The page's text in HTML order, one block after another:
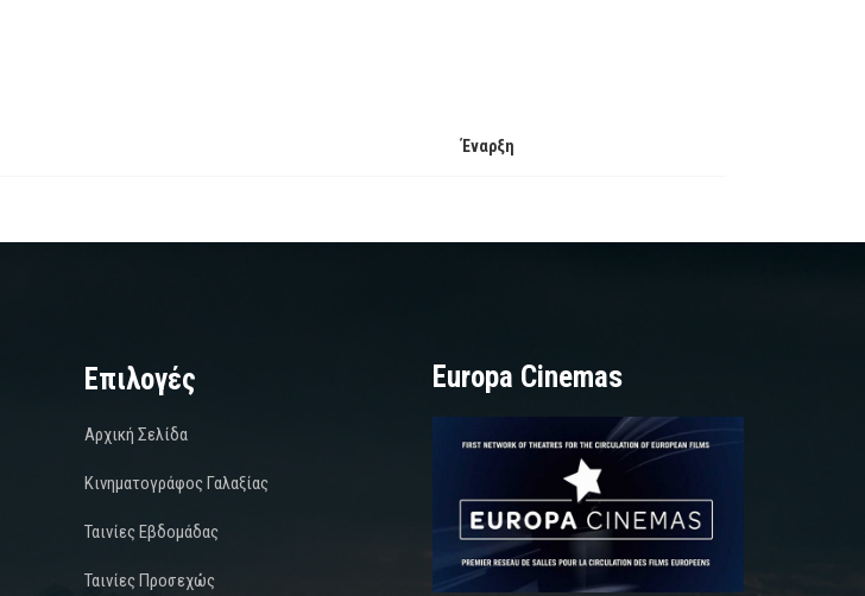
Έναρξη
Επιλογές
Αρχική Σελίδα
Κινηματογράφος Γαλαξίας
Ταινίες Εβδομάδας
Ταινίες Προσεχώς
Europa Cinemas